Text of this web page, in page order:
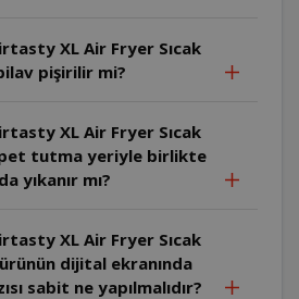
XL Air Fryer Sıcak
pişirilir mi?
XL Air Fryer Sıcak
yıkanır mı?
XL Air Fryer Sıcak
dijital ekranında
sabit ne yapılmalıdır?